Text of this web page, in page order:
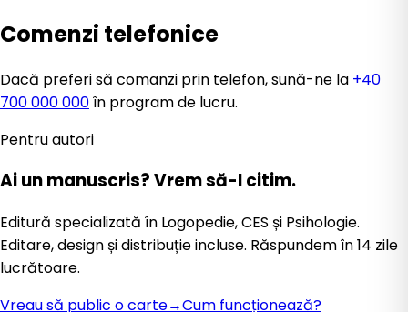
Comenzi telefonice
Dacă preferi să comanzi prin telefon, sună-ne la +40
700 000 000în program de lucru.
Pentru autori
Ai un manuscris?Vrem să-l citim.
Editură specializată în Logopedie, CES și Psihologie.
Editare, design și distribuție incluse. Răspundem în 14 zile
lucrătoare.
Vreau să public o carte→Cum funcționează?